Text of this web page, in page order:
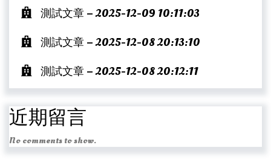
測試文章 – 2025-12-09 10:11:03
測試文章 – 2025-12-08 20:13:10
測試文章 – 2025-12-08 20:12:11
近期留言
No comments to show.